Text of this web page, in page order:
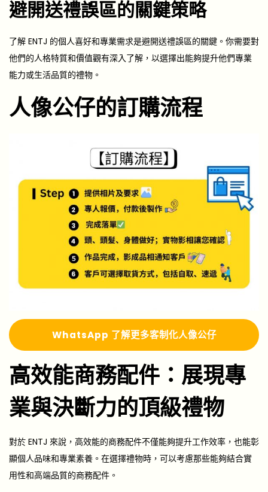
避開送禮誤區的關鍵策略
了解 ENTJ 的個人喜好和專業需求是避開送禮誤區的關鍵。你需要對
他們的人格特質和價值觀有深入了解，以選擇出能夠提升他們專業
能力或生活品質的禮物。
人像公仔的訂購流程
WhatsApp 了解更多客制化人像公仔
高效能商務配件：展現專
業與決斷力的頂級禮物
對於 ENTJ 來說，高效能的商務配件不僅能夠提升工作效率，也能彰
顯個人品味和專業素養。在選擇禮物時，可以考慮那些能夠結合實
用性和高端品質的商務配件。